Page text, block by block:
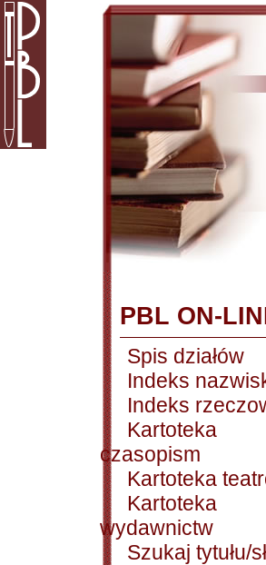
PBL ON-
Spis działów
Indeks
Indeks
Kartoteka
czasopism
Kartoteka
Kartoteka
wydawnictw
Szukaj tytułu/